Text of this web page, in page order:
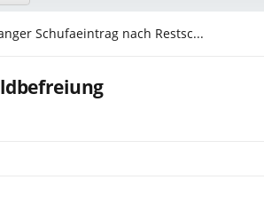
Schufaeintrag nach Restsc...